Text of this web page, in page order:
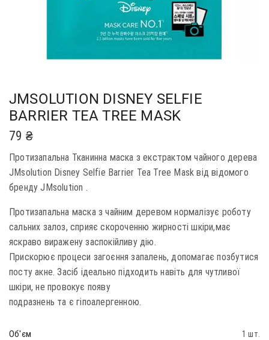
JMSOLUTION DISNEY SELFIE
BARRIER TEA TREE MASK
79 ₴
Протизапальна Тканинна маска з екстрактом чайного дерева
JMsolution Disney Selfie Barrier Tea Tree Mask від відомого
бренду JMsolution .
Протизапальна маска з чайним деревом нормалізує роботу
сальних залоз, сприяє скороченню жирності шкіри,має
яскраво виражену заспокійливу дію.
Прискорює процеси загоєння запалень, допомагає позбутися
посту акне. Засіб ідеально підходить навіть для чутливої ​​
шкіри, не провокує появу
подразнень та є гіпоалергенною.
Об'єм 1 шт.